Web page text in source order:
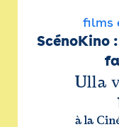
films
ScénoKino
Ulla
à la